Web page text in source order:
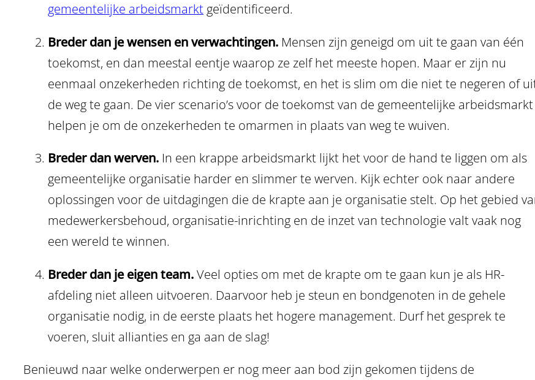
gemeentelijke arbeidsmarkt geïdentificeerd.
Breder dan je wensen en verwachtingen. Mensen zijn geneigd om uit te gaan van één
toekomst, en dan meestal eentje waarop ze zelf het meeste hopen. Maar er zijn nu
eenmaal onzekerheden richting de toekomst, en het is slim om die niet te negeren of
de weg te gaan. De vier scenario’s voor de toekomst van de gemeentelijke arbeidsmarkt
helpen je om de onzekerheden te omarmen in plaats van weg te wuiven.
Breder dan werven. In een krappe arbeidsmarkt lijkt het voor de hand te liggen om als
gemeentelijke organisatie harder en slimmer te werven. Kijk echter ook naar andere
oplossingen voor de uitdagingen die de krapte aan je organisatie stelt. Op het gebied
medewerkersbehoud, organisatie-inrichting en de inzet van technologie valt vaak nog
een wereld te winnen.
Breder dan je eigen team.Veel opties om met de krapte om te gaan kun je als HR-
afdeling niet alleen uitvoeren. Daarvoor heb je steun en bondgenoten in de gehele
organisatie nodig, in de eerste plaats het hogere management. Durf het gesprek te
voeren, sluit allianties en ga aan de slag!
Benieuwd naar welke onderwerpen er nog meer aan bod zijn gekomen tijdens de